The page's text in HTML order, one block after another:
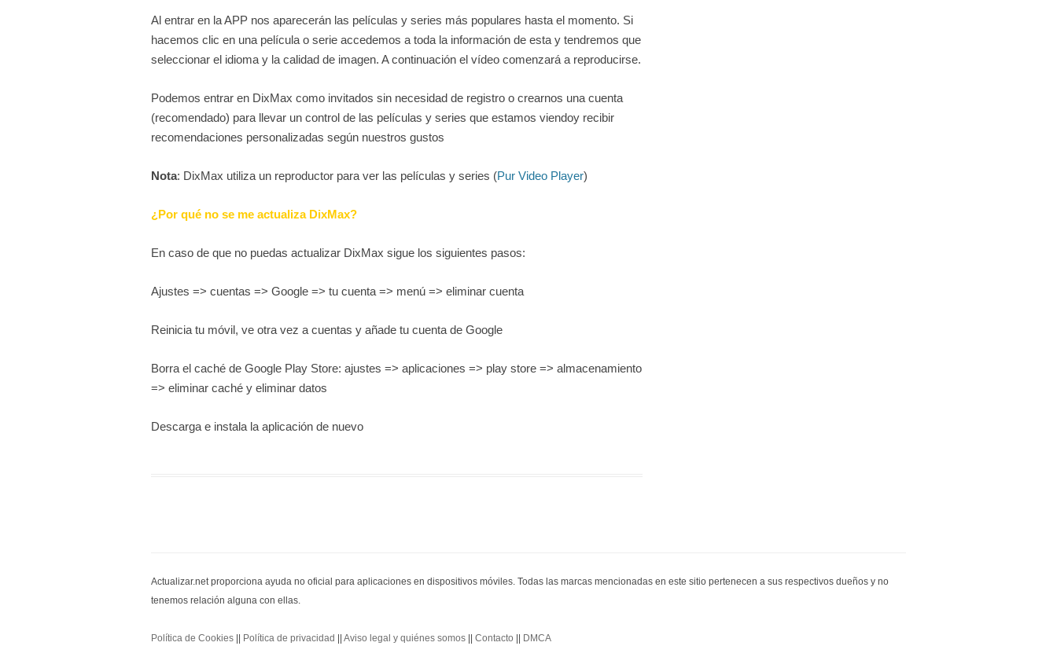
Al entrar en la APP nos aparecerán las películas y series más populares hasta el momento. Si
hacemos clic en una película o serie accedemos a toda la información de esta y tendremos que
seleccionar el idioma y la calidad de imagen. A continuación el vídeo comenzará a reproducirse.
Podemos entrar en DixMax como invitados sin necesidad de registro o crearnos una cuenta
(recomendado) para llevar un control de las películas y series que estamos viendoy recibir
recomendaciones personalizadas según nuestros gustos
Nota: DixMax utiliza un reproductor para ver las películas y series (Pur Video Player)
¿Por qué no se me actualiza DixMax?
En caso de que no puedas actualizar DixMax sigue los siguientes pasos:
Ajustes => cuentas => Google => tu cuenta => menú => eliminar cuenta
Reinicia tu móvil, ve otra vez a cuentas y añade tu cuenta de Google
Borra el caché de Google Play Store: ajustes => aplicaciones => play store => almacenamiento
=> eliminar caché y eliminar datos
Descarga e instala la aplicación de nuevo
Actualizar.net proporciona ayuda no oficial para aplicaciones en dispositivos móviles. Todas las marcas mencionadas en este sitio pertenecen a sus respectivos dueños y no
tenemos relación alguna con ellas.
Política de Cookies || Política de privacidad || Aviso legal y quiénes somos || Contacto || DMCA